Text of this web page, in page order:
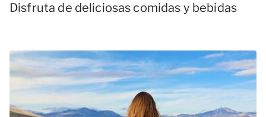
Disfruta de deliciosas comidas y bebidas